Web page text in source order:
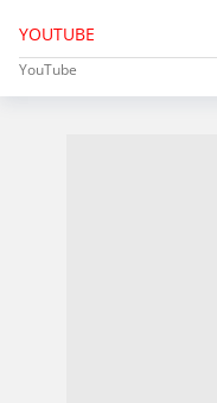
YOUTUBE
YouTube